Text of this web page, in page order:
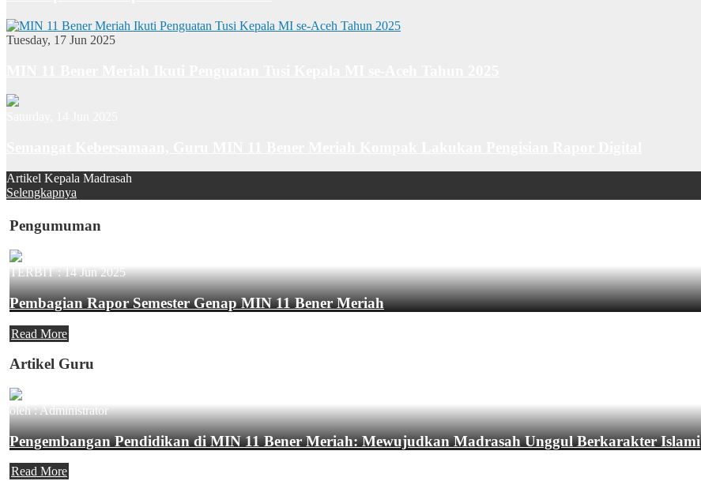
Tuesday, 17 Jun 2025
Artikel Kepala Madrasah
Selengkapnya
Pengumuman
TERBIT :14 Jun 2025
Pembagian Rapor Semester Genap MIN 11 Bener Meriah
Read More
Artikel Guru
oleh : Administrator
Pengembangan Pendidikan di MIN 11 Bener Meriah: Mewujudkan Madrasah Unggul Berkarakter Islami
Read More